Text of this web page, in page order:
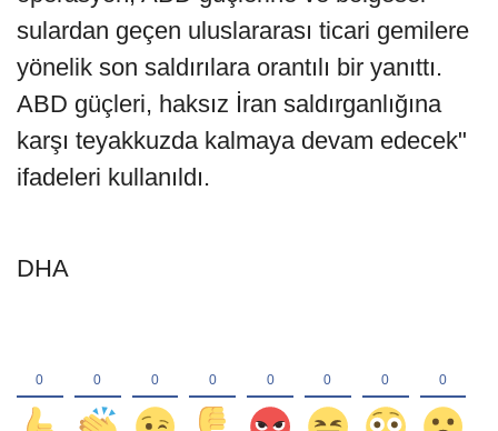
sulardan geçen uluslararası ticari gemilere
yönelik son saldırılara orantılı bir yanıttı.
ABD güçleri, haksız İran saldırganlığına
karşı teyakkuzda kalmaya devam edecek"
ifadeleri kullanıldı.
DHA